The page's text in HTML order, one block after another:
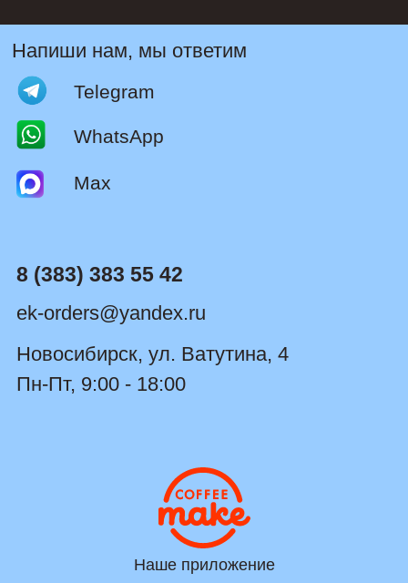
Новосибирск, ул. Ватутина, 4
Пн-Пт, 9:00 - 18:00
Наше приложение
8 (383) 383 55 42
ek-orders@yandex.ru
Напиши нам, мы ответим
WhatsApp
Max
Telegram